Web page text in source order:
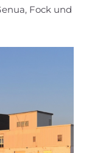
Fock und